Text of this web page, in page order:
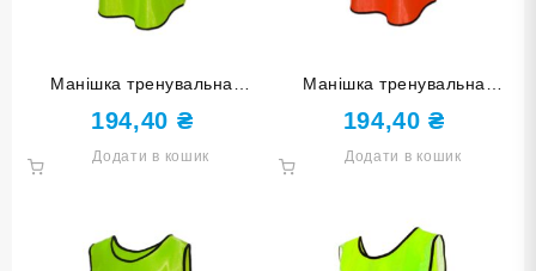
Манішка тренувальна
одностороння салатова
розмір L MATK1-СА-L
194,40 ₴
Додати в кошик
Манішка тренувальна
одностороння оранжева
розмір М MATK1-ОРН-M
194,40₴
Додати в кошик